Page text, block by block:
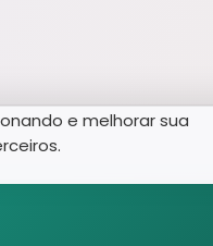
e melhorar sua